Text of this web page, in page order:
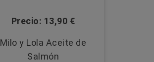
Precio: 13,90 €
Milo y Lola Aceite de
Salmón